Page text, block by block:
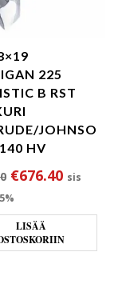
€676.40.
225
B RST
JOHNSO
HV
Alkuperäinen
€676.40 sis
LISÄÄ